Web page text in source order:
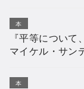
本
『平等につい
マイケル・サン
本